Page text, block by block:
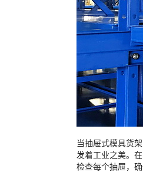
当抽屉式模具货
发着工业之美。
检查每个抽屉，